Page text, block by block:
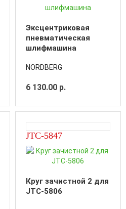
Эксцентриковая
пневматическая
шлифмашина
NORDBERG
6 130.00 р.
JTC-5847
Круг зачистной 2 для
JTC-5806